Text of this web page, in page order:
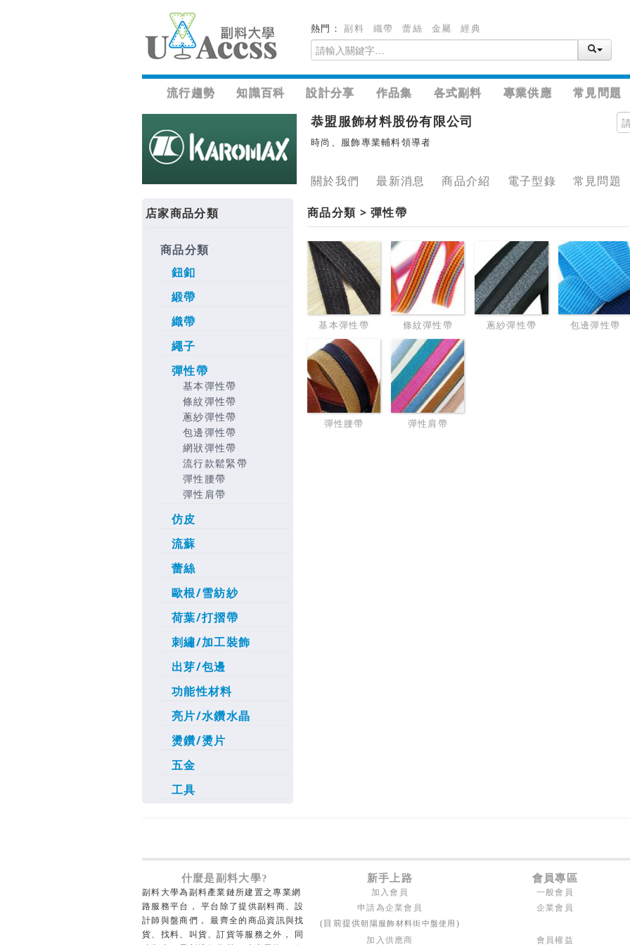
熱門：副料 織帶 蕾絲 金屬 經典
流行趨勢 知識百科 設計分享 作品集 各式副料 專業供應 常見問題
恭盟服飾材料股份有限公司
時尚、服飾專業輔料領導者
關於我們 最新消息 商品介紹 電子型錄 常見問題
店家商品分類
商品分類
鈕釦
緞帶
織帶
繩子
彈性帶
基本彈性帶
條紋彈性帶
蔥紗彈性帶
包邊彈性帶
網狀彈性帶
流行款鬆緊帶
彈性腰帶
彈性肩帶
仿皮
流蘇
蕾絲
歐根/雪紡紗
荷葉/打摺帶
刺繡/加工裝飾
出芽/包邊
功能性材料
亮片/水鑽水晶
燙鑽/燙片
五金
工具
商品分類 > 彈性帶
基本彈性帶 條紋彈性帶 蔥紗彈性帶 包邊彈性帶
彈性腰帶 彈性肩帶
什麼是副料大學? 新手上路 會員專區
副料大學為副料產業鏈所建置之專業網
路服務平台， 平台除了提供副料商、設
計師與盤商們， 最齊全的商品資訊與找
貨、找料、叫貨、訂貨等服務之外， 同
加入會員 一般會員
申請為企業會員
(目前提供朝陽服飾材料街中盤使用 )
企業會員
加入供應商 會員權益